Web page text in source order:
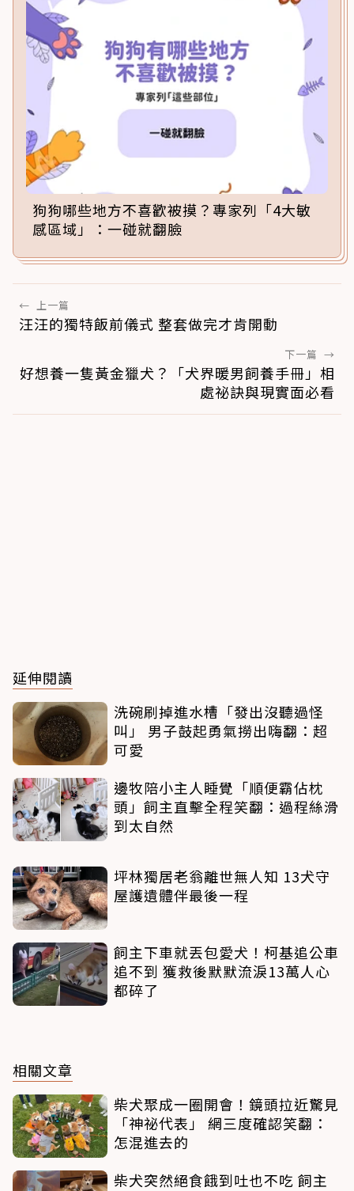
狗狗哪些地方不喜歡被摸？專家列「4大敏
感區域」：一碰就翻臉
← 上一篇
汪汪的獨特飯前儀式 整套做完才肯開動
下一篇 →
好想養一隻黃金獵犬？「犬界暖男飼養手冊」相
處祕訣與現實面必看
延伸閱讀
洗碗刷掉進水槽「發出沒聽過怪
叫」 男子鼓起勇氣撈出嗨翻：超
可愛
邊牧陪小主人睡覺「順便霸佔枕
頭」飼主直擊全程笑翻：過程絲滑
到太自然
坪林獨居老翁離世無人知 13犬守
屋護遺體伴最後一程
飼主下車就丟包愛犬！柯基追公車
追不到 獲救後默默流淚13萬人心
都碎了
相關文章
柴犬聚成一圈開會！鏡頭拉近驚見
「神祕代表」 網三度確認笑翻：
怎混進去的
柴犬突然絕食餓到吐也不吃 飼主